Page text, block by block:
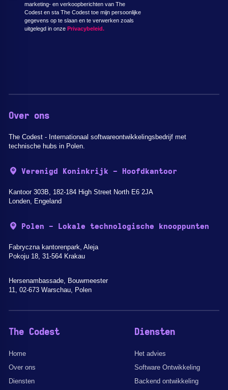
marketing- en verkoopberichten van The
Codest en sta The Codest toe mijn persoonlijke
gegevens op te slaan en te verwerken zoals
uitgelegd in onze Privacybeleid.
Over ons
The Codest - Internationaal softwareontwikkelingsbedrijf met
technische hubs in Polen.
Verenigd Koninkrijk - Hoofdkantoor
Kantoor 303B, 182-184 High Street North E6 2JA
Londen, Engeland
Polen - Lokale technologische knooppunten
Fabryczna kantorenpark, Aleja
Pokoju 18, 31-564 Krakau
Hersenambassade, Bouwmeester
11, 02-673 Warschau, Polen
The Codest
Home
Over ons
Diensten
Diensten
Het advies
Software Ontwikkeling
Backend ontwikkeling